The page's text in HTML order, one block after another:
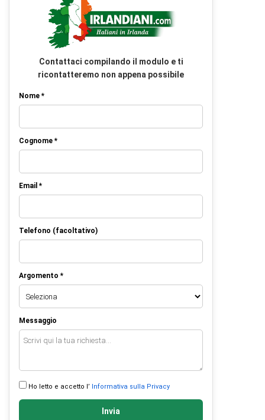
Contattaci compilando il modulo e ti
ricontatteremo non appena possibile
Nome *
Cognome *
Email *
Telefono (facoltativo)
Argomento *
Messaggio
Ho letto e accetto l’ Informativa sulla Privacy
Invia